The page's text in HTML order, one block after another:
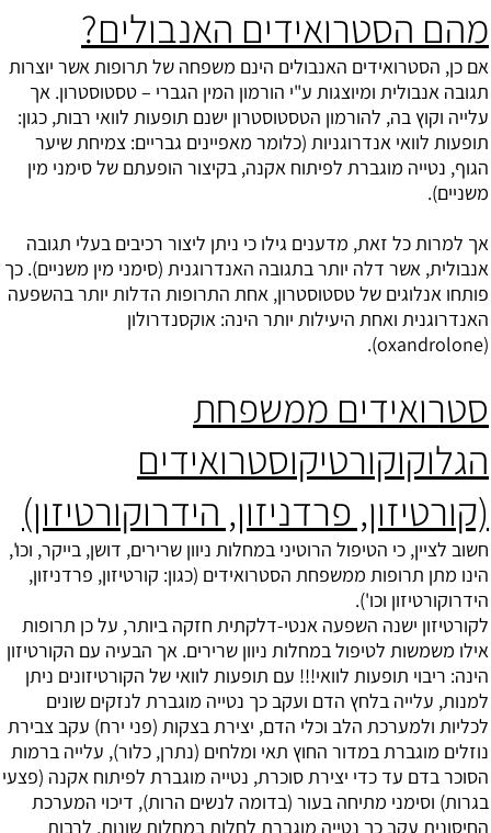
מהם הסטרואידים האנבולים?
אם כן, הסטרואידים האנבולים הינם משפחה של תרופות אשר יוצרות
תגובה אנבולית ומיוצגות ע"י הורמון המין הגברי – טסטוסטרון. אך
עלייה וקוץ בה, להורמון הטסטוסטרון ישנם תופעות לוואי רבות, כגון:
תופעות לוואי אנדרוגניות (כלומר מאפיינים גבריים: צמיחת שיער
הגוף, נטייה מוגברת לפיתוח אקנה, בקיצור הופעתם של סימני מין
משניים).
אך למרות כל זאת, מדענים גילו כי ניתן ליצור רכיבים בעלי תגובה
אנבולית, אשר דלה יותר בתגובה האנדרוגנית (סימני מין משניים). כך
פותחו אנלוגים של טסטוסטרון, אחת התרופות הדלות יותר בהשפעה
האנדרוגנית ואחת היעילות יותר הינה: אוקסנדרולון
(oxandrolone).
סטרואידים ממשפחת
הגלוקוקורטיקוסטרואידים
(קורטיזון, פרדניזון, הידרוקורטיזון)
חשוב לציין, כי הטיפול הרוטיני במחלות ניוון שרירים, דושן, בייקר, וכו',
הינו מתן תרופות ממשפחת הסטרואידים (כגון: קורטיזון, פרדניזון,
הידרוקורטיזון וכו').
לקורטיזון ישנה השפעה אנטי-דלקתית חזקה ביותר, על כן תרופות
אילו משמשות לטיפול במחלות ניוון שרירים. אך הבעיה עם הקורטיזון
הינה: ריבוי תופעות לוואי!!! עם תופעות לוואי של הקורטיזונים ניתן
למנות, עלייה בלחץ הדם ועקב כך נטייה מוגברת לנזקים שונים
לכליות ולמערכת הלב וכלי הדם, יצירת בצקות (פני ירח) עקב צבירת
נוזלים מוגברת במדור החוץ תאי ומלחים (נתרן, כלור), עלייה ברמות
הסוכר בדם עד כדי יצירת סוכרת, נטייה מוגברת לפיתוח אקנה (פצעי
בגרות) וסימני מתיחה בעור (בדומה לנשים הרות), דיכוי המערכת
החיסונית עקב כך נטייה מוגברת לחלות במחלות שונות, לרבות